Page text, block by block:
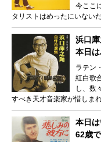
今ここ
タリストはめったにいない
浜口
本日
ラテン
紅白歌
し、数
すべき天才音楽家が惜しま
本日
62歳